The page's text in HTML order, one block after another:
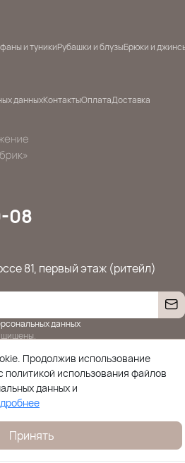
и туникиРубашки и блузыБрюки и
данныхКонтактыОплатаДоставка
08
81, первый этаж (ритейл)
данных
Продолжив использование
политикой использования файлов
данных и
Принять